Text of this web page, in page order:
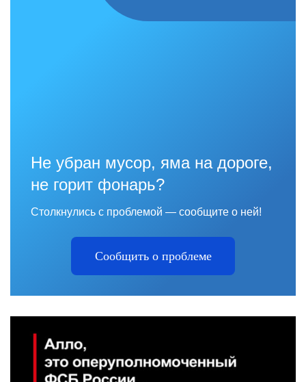
Не убран мусор, яма на дороге,
не горит фонарь?
Столкнулись с проблемой — сообщите о ней!
Сообщить о проблеме